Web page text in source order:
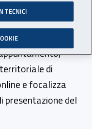
Inail
di
e focalizza
del
TECNICI